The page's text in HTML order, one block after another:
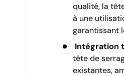
qualité, la
à une
garantissant
Intégration
tête de
existantes,